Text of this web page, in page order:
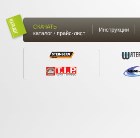
СКАЧАТЬ
каталог / прайс-лист
Инструкции